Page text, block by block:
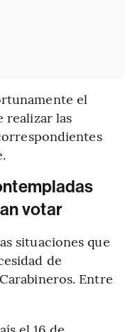
el
realizar las
votar
situaciones que
de
Entre
el 16 de